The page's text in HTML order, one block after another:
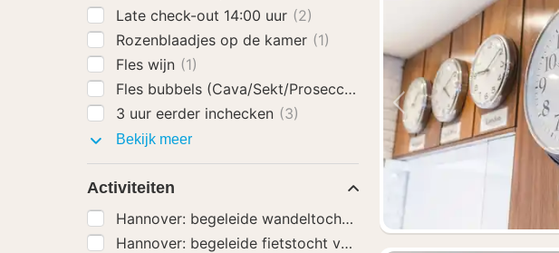
Vorige foto
Late check-out 14:00 uur (2)
Rozenblaadjes op de kamer (1)
Fles wijn (1)
Fles bubbels (Cava/Sekt/Prosecco)
3 uur eerder inchecken (3)
Bekijk meerHotel
Activiteiten
Hannover: begeleide wandeltocht door de oude binnenstad
Hannover: begeleide fietstocht voor fijnproevers met proeverijen